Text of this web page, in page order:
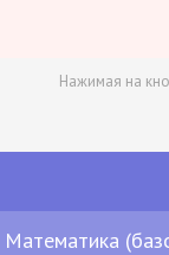
Нажимая на
Математика